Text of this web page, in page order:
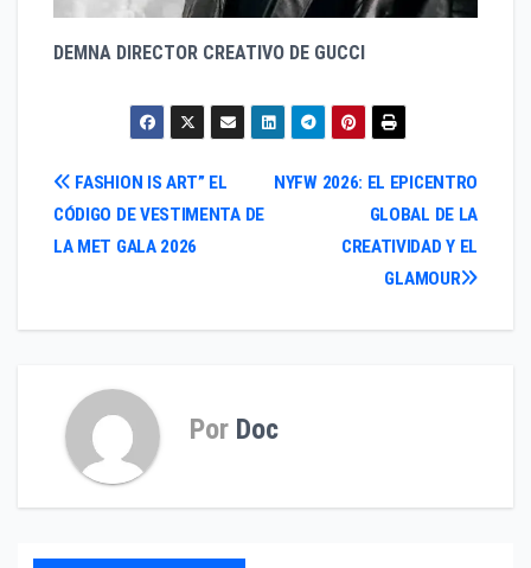
DEMNA DIRECTOR CREATIVO DE GUCCI
Navegación
de
NYFW 2026: EL EPICENTRO
GLOBAL DE LA
CREATIVIDAD Y EL
GLAMOUR
FASHION IS ART” EL
CÓDIGO DE VESTIMENTA DE
LA MET GALA 2026
Por Doc